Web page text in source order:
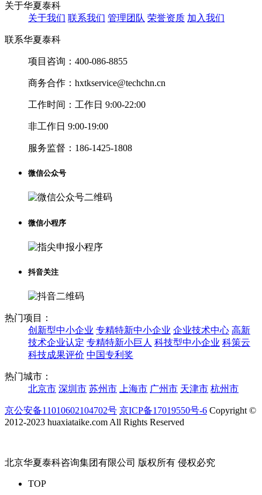
关于华夏泰科
关于我们 联系我们 管理团队 荣誉资质 加入我们
联系华夏泰科
项目咨询： 400-086-8855
商务合作： hxtkservice@techchn.cn
工作时间： 工作日 9:00-22:00
非工作日 9:00-19:00
服务监督： 186-1425-1808
微信公众号
微信小程序
抖音关注
热门项目：
创新型中小企业 专精特新中小企业 企业技术中心 高新
技术企业认定 专精特新小巨人 科技型中小企业 科策云
科技成果评价 中国专利奖
热门城市：
北京市 深圳市 苏州市 上海市 广州市 天津市 杭州市
京公安备11010602104702号 京ICP备17019550号-6 Copyright ©
2012-2023 huaxiataike.com All Rights Reserved
北京华夏泰科咨询集团有限公司 版权所有 侵权必究
TOP